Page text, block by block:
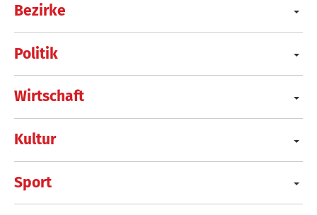
Bezirke
Politik
Wirtschaft
Kultur
Sport